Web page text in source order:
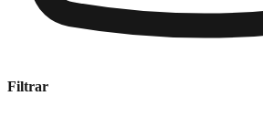
Filtrar